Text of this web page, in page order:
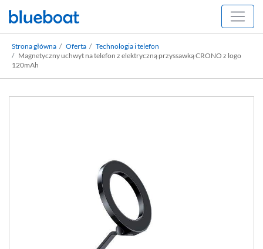
Strona główna Oferta
Technologia i telefon
Magnetyczny uchwyt na telefon z elektryczną przyssawką CRONO z logo
120mAh